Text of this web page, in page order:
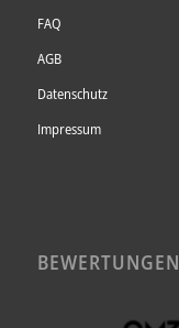
FAQ
AGB
Datenschutz
Impressum
BEWERTUNGEN